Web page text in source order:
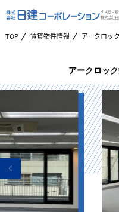
名古屋・
株式会社
TOP 賃貸物件情報
アークロッ
アークロッ